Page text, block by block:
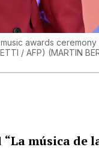
awards
/ AFP) (MARTIN
“La música de